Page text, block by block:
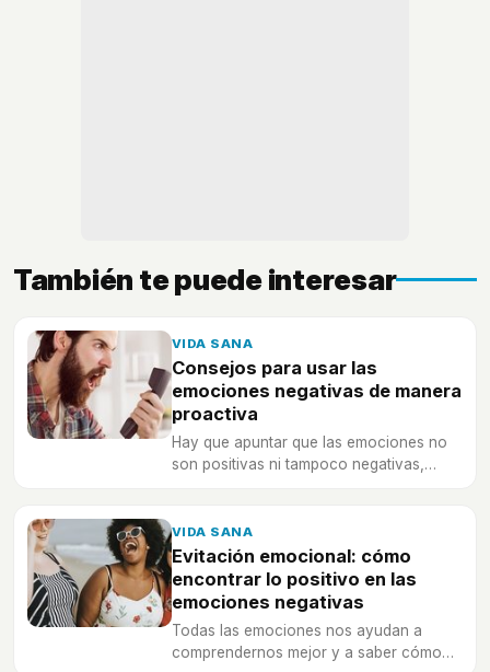
También te puede interesar
VIDA SANA
Consejos para usar las
emociones negativas de manera
proactiva
Hay que apuntar que las emociones no
son positivas ni tampoco negativas,
VIDA SANA
Evitación emocional: cómo
encontrar lo positivo en las
emociones negativas
Todas las emociones nos ayudan a
comprendernos mejor y a saber cómo